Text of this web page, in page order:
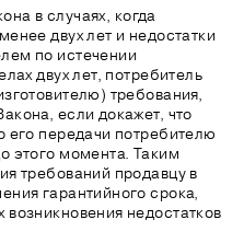
в случаях, когда
двух лет и недостатки
по истечении
двух лет, потребитель
требования,
если докажет, что
его передачи потребителю
этого момента. Таким
требований продавцу в
гарантийного срока,
недостатков